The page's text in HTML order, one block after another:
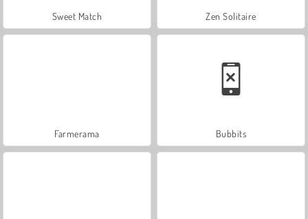
Sweet Match Zen Solitaire
Farmerama Bubbits